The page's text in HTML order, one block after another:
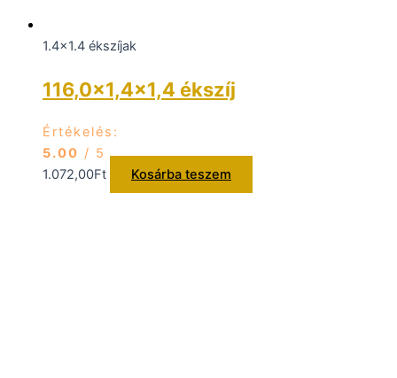
1.4x1.4 ékszíjak
116,0×1,4×1,4 ékszíj
Értékelés:
5.00 / 5
1.072,00Ft Kosárba teszem